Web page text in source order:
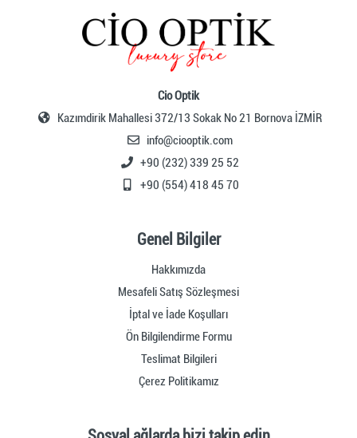
Cio Optik
Kazımdirik Mahallesi 372/13 Sokak No 21 Bornova İZMİR
info@ciooptik.com
+90 (232) 339 25 52
+90 (554) 418 45 70
Genel Bilgiler
Hakkımızda
Mesafeli Satış Sözleşmesi
İptal ve İade Koşulları
Ön Bilgilendirme Formu
Teslimat Bilgileri
Çerez Politikamız